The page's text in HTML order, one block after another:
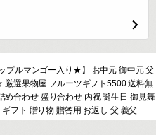
プルマンゴー入り★】 お中元 御中元 父
選果物屋 フルーツギフト5500 送料無
め合わせ 盛り合わせ 内祝 誕生日 御見舞
フト 贈り物 贈答用 お返し 父 義父